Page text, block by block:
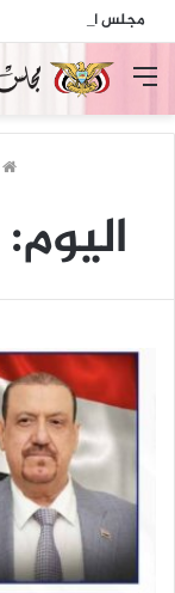
القائمة
اليوم: